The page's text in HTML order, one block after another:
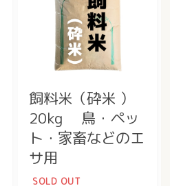
飼料米（砕米 ）
20kg 鳥・ペッ
ト・家畜などのエ
サ用
SOLD OUT